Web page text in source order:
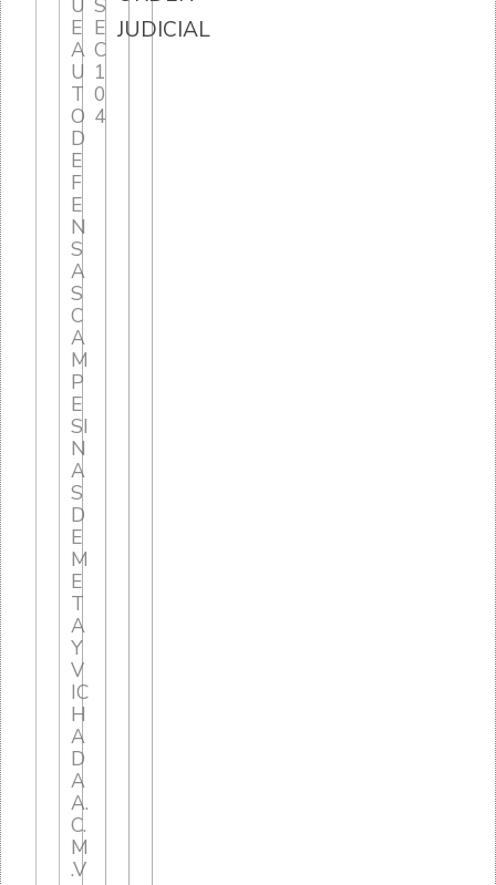
U
E
A
U
T
O
D
E
F
E
N
S
A
S
C
A
M
P
E
SI
N
A
S
D
E
M
E
T
A
Y
V
IC
H
A
D
A
A.
C.
M
.V
S
E
C
1
0
4
JUDICIAL